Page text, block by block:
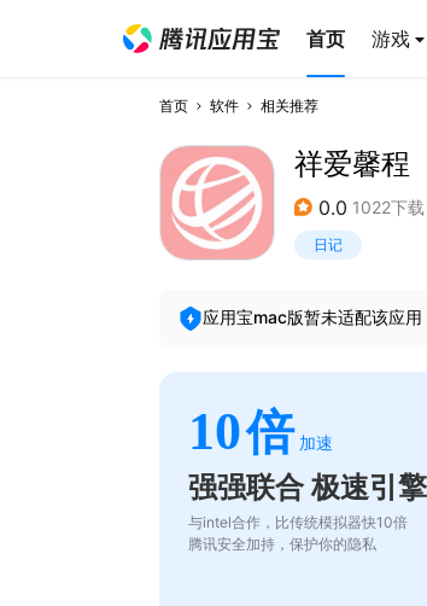
首页 游戏
首页 软件 相关推荐
祥爱馨程
0.0 1022下载
日记
应用宝mac版暂未适配该应
10倍 加速
强强联合 极速引擎
与intel合作，比传统模拟器快10倍
腾讯安全加持，保护你的隐私